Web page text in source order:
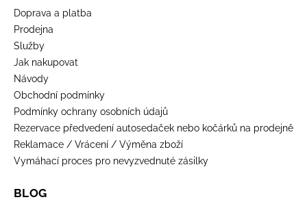
Doprava a platba
Prodejna
Služby
Jak nakupovat
Návody
Obchodní podmínky
Podmínky ochrany osobních údajů
Rezervace předvedení autosedaček nebo kočárků na prodejně
Reklamace / Vrácení / Výměna zboží
Vymáhací proces pro nevyzvednuté zásilky
BLOG